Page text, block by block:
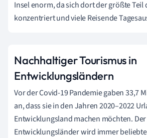
Insel enorm, da sich dort der größte Teil
konzentriert und viele Reisende
Nachhaltiger Tourismus in
Entwicklungsländern
Vor der Covid-19 Pandemie gaben 33,7
an, dass sie in den Jahren 2020–2022
Entwicklungsland machen möchten. Der
Entwicklungsländer wird immer